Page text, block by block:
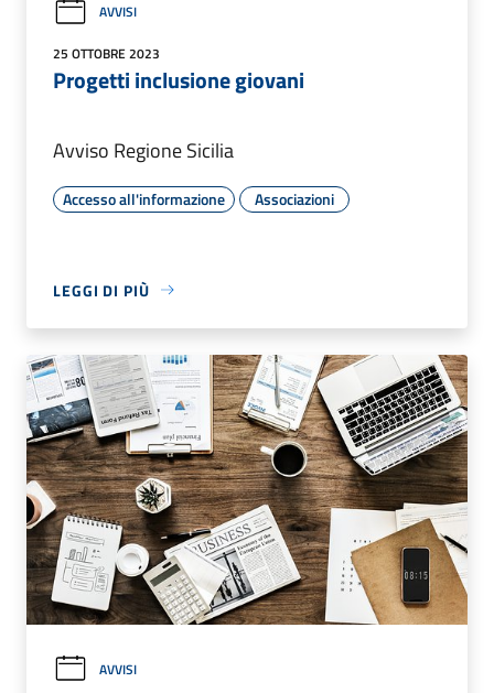
AVVISI
25 OTTOBRE 2023
Progetti inclusione giovani
Avviso Regione Sicilia
Accesso all'informazione Associazioni
LEGGI DI PIÙ
AVVISI